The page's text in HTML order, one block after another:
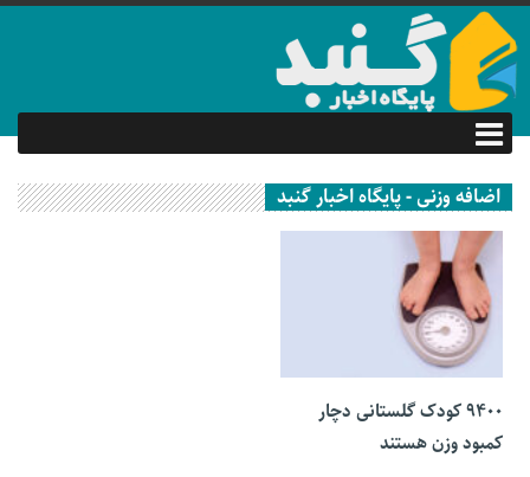
اضافه وزنی - پایگاه اخبار گنبد
24 مهر 1401
9400 کودک گلستانی دچار
کمبود وزن هستند